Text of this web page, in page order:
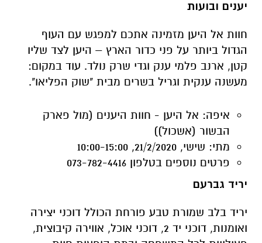
קטן, ארנב פלמי ענק וגדי שרק נולד. עוד במקום:
איפה: אל היען - חוות היענים (מול פארק
הבשור (אשכול))
מתי: שישי, 21/2/2020, 10:00-15:00
יריד גברעם
יריד בלב שמורת טבע פורחת הכולל דוכני יצירה
ואומנות, דוכני יד 2, דוכני אוכל, אווירה קיבוצית,
פעילויות לכל המשפחה ובמת הופעות חיות.
איפה: רחבת פינת החי בקיבוץ גברעם
מתי: שישי, 21/2/2020, 10:00-16:00